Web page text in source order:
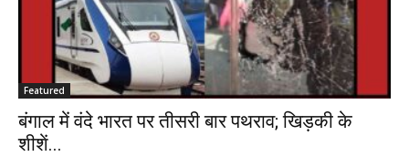
Featured
बंगाल में वंदे भारत पर तीसरी बार पथराव; खिड़की के
शीशें...